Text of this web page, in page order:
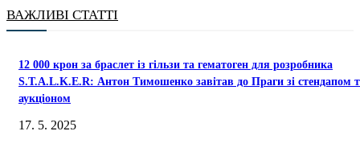
ВАЖЛИВІ СТАТТІ
12 000 крон за браслет із гільзи та гематоген для розробника
S.T.A.L.K.E.R: Антон Тимошенко завітав до Праги зі стендапом
аукціоном
17. 5. 2025